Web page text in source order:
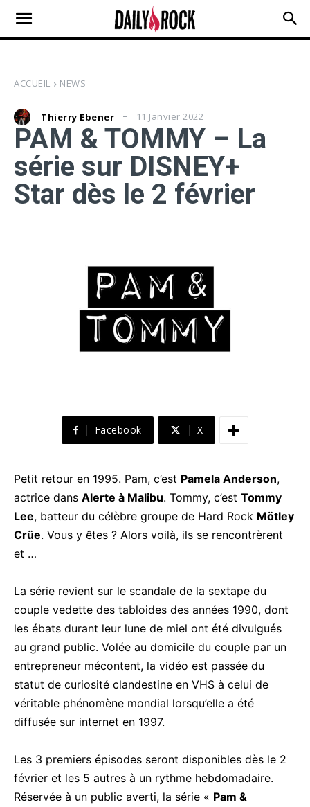
ACCUEIL NEWS
Thierry Ebener 11 Janvier 2022
PAM & TOMMY – La
série sur DISNEY+
Star dès le 2 février
Facebook X
Petit retour en 1995. Pam, c’est Pamela Anderson,
actrice dans Alerte à Malibu. Tommy, c’est Tommy
Lee, batteur du célèbre groupe de Hard Rock Mötley
Crüe. Vous y êtes ? Alors voilà, ils se rencontrèrent
et …
La série revient sur le scandale de la sextape du
couple vedette des tabloides des années 1990, dont
les ébats durant leur lune de miel ont été divulgués
au grand public. Volée au domicile du couple par un
entrepreneur mécontent, la vidéo est passée du
statut de curiosité clandestine en VHS à celui de
véritable phénomène mondial lorsqu’elle a été
diffusée sur internet en 1997.
Les 3 premiers épisodes seront disponibles dès le 2
février et les 5 autres à un rythme hebdomadaire.
Réservée à un public averti, la série « Pam &